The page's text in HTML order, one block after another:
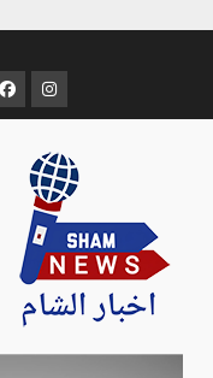
عنصر